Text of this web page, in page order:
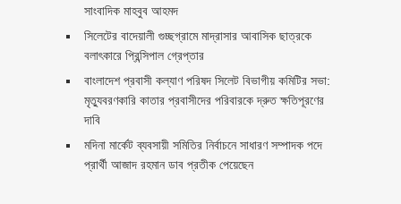
সাংবাদিক মাহবুব আহমদ
সিলেটের বাদেয়ালী গুচ্ছগ্রামে মাদ্রাসার আবাসিক ছাত্রকে
বলাৎকারে প্রিন্সিপাল গ্রেপ্তার ‎
বাংলাদেশ প্রবাসী কল্যাণ পরিষদ সিলেট বিভাগীয় কমিটির সভা:
মৃত্যুবরণকারি কাতার প্রবাসীদের পরিবারকে দ্রুত ক্ষতিপূরণের
দাবি
মদিনা মার্কেট ব্যবসায়ী সমিতির নির্বাচনে সাধারণ সম্পাদক পদে
প্রার্থী আজাদ রহমান ডাব প্রতীক পেয়েছেন ‎